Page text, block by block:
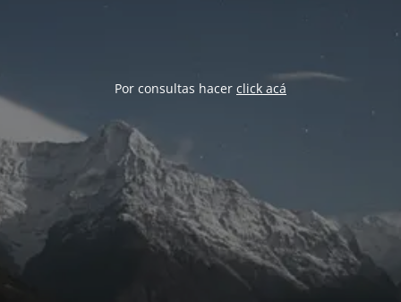
Por consultas hacer click acá